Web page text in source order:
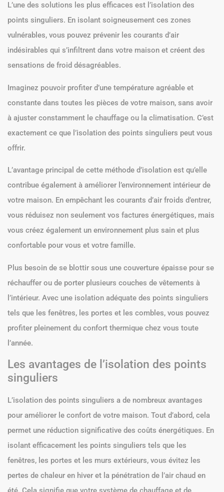
L’une des solutions les plus efficaces est l’isolation des
points singuliers. En isolant soigneusement ces zones
vulnérables, vous pouvez prévenir les courants d’air
indésirables qui s’infiltrent dans votre maison et créent des
sensations de froid désagréables.
Imaginez pouvoir profiter d’une température agréable et
constante dans toutes les pièces de votre maison, sans avoir
à ajuster constamment le chauffage ou la climatisation. C’est
exactement ce que l’isolation des points singuliers peut vous
offrir.
L’avantage principal de cette méthode d’isolation est qu’elle
contribue également à améliorer l’environnement intérieur de
votre maison. En empêchant les courants d’air froids d’entrer,
vous réduisez non seulement vos factures énergétiques, mais
vous créez également un environnement plus sain et plus
confortable pour vous et votre famille.
Plus besoin de se blottir sous une couverture épaisse pour se
réchauffer ou de porter plusieurs couches de vêtements à
l’intérieur. Avec une isolation adéquate des points singuliers
tels que les fenêtres, les portes et les combles, vous pouvez
profiter pleinement du confort thermique chez vous toute
l’année.
Les avantages de l’isolation des points
singuliers
L’isolation des points singuliers a de nombreux avantages
pour améliorer le confort de votre maison. Tout d’abord, cela
permet une réduction significative des coûts énergétiques. En
isolant efficacement les points singuliers tels que les
fenêtres, les portes et les murs extérieurs, vous évitez les
pertes de chaleur en hiver et la pénétration de l’air chaud en